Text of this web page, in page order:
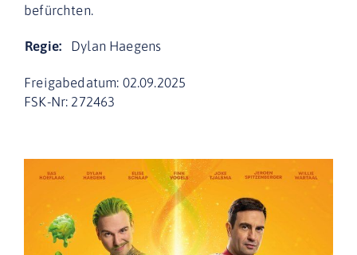
befürchten.
Regie: Dylan Haegens
Freigabedatum: 02.09.2025
FSK-Nr: 272463